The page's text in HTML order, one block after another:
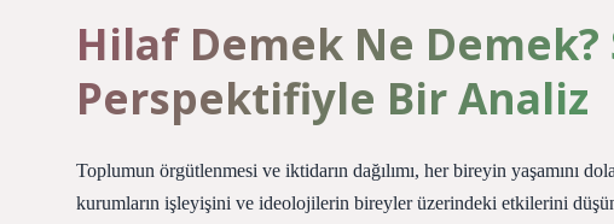
Hilaf Demek Ne
Perspektifiyle Bir Analiz
Toplumun örgütlenmesi ve iktidarın dağılımı, her bireyin yaşamını
kurumların işleyişini ve ideolojilerin bireyler üzerindeki etkilerini